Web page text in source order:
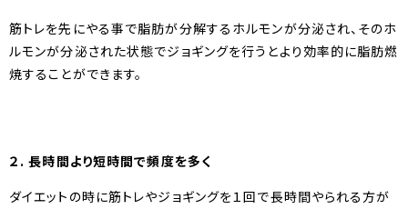
筋トレを先にやる事で脂肪が分解するホルモンが分泌され、そのホ
ルモンが分泌された状態でジョギングを行うとより効率的に脂肪燃
焼することができます。
２. 長時間より短時間で頻度を多く
ダイエットの時に筋トレやジョギングを１回で長時間やられる方が